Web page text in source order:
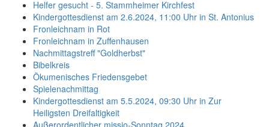
Helfer gesucht - 5. Stammheimer Kirchfest
Kindergottesdienst am 2.6.2024, 11:00 Uhr in St. Antonius
Fronleichnam in Rot
Fronleichnam in Zuffenhausen
Nachmittagstreff "Goldherbst"
Bibelkreis
Ökumenisches Friedensgebet
Spielenachmittag
Kindergottesdienst am 5.5.2024, 09:30 Uhr in Zur
Heiligsten Dreifaltigkeit
Außerordentlicher missio-Sonntag 2024